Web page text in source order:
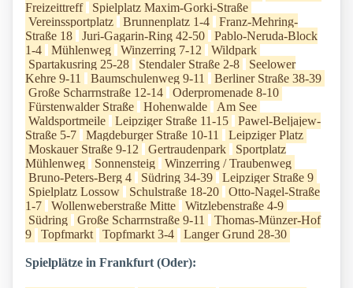
Freizeittreff
Spielplatz Maxim-Gorki-Straße
Vereinssportplatz
Brunnenplatz 1-4
Franz-Mehring-
Straße 18
Juri-Gagarin-Ring 42-50
Pablo-Neruda-Block
1-4
Mühlenweg Winzerring 7-12
Wildpark
Spartakusring 25-28
Stendaler Straße 2-8
Seelower
Kehre 9-11
Baumschulenweg 9-11
Berliner Straße 38-39
Große Scharrnstraße 12-14
Oderpromenade 8-10
Fürstenwalder Straße
Hohenwalde
Am See
Waldsportmeile
Leipziger Straße 11-15
Pawel-Beljajew-
Straße 5-7
Magdeburger Straße 10-11
Leipziger Platz
Moskauer Straße 9-12
Gertraudenpark
Sportplatz
Mühlenweg
Sonnensteig
Winzerring / Traubenweg
Bruno-Peters-Berg 4
Südring 34-39
Leipziger Straße 9
Spielplatz Lossow
Schulstraße 18-20
Otto-Nagel-Straße
1-7
Wollenweberstraße Mitte
Witzlebenstraße 4-9
Südring
Große Scharrnstraße 9-11
Thomas-Münzer-Hof
9
Topfmarkt Topfmarkt 3-4 Langer Grund 28-30
Spielplätze in Frankfurt (Oder):